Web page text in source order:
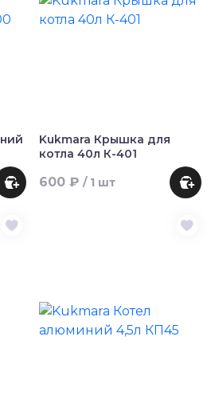
Kukmara Крышка для
котла 40л К-401
600 ₽ / 1 шт